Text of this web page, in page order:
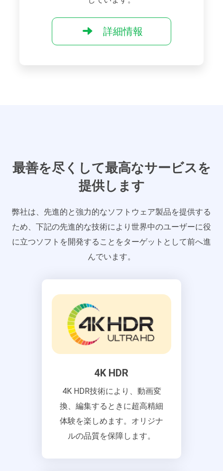
詳細情報
最善を尽くして最高なサービスを
提供します
弊社は、先進的と強力的なソフトウェア製品を提供する
ため、下記の先進的な技術により世界中のユーザーに役
に立つソフトを開発することをターゲットとして前へ進
んでいます。
4K HDR
4K HDR技術により、動画変
換、編集するときに超高精細
体験を楽しめます。オリジナ
ルの品質を保障します。